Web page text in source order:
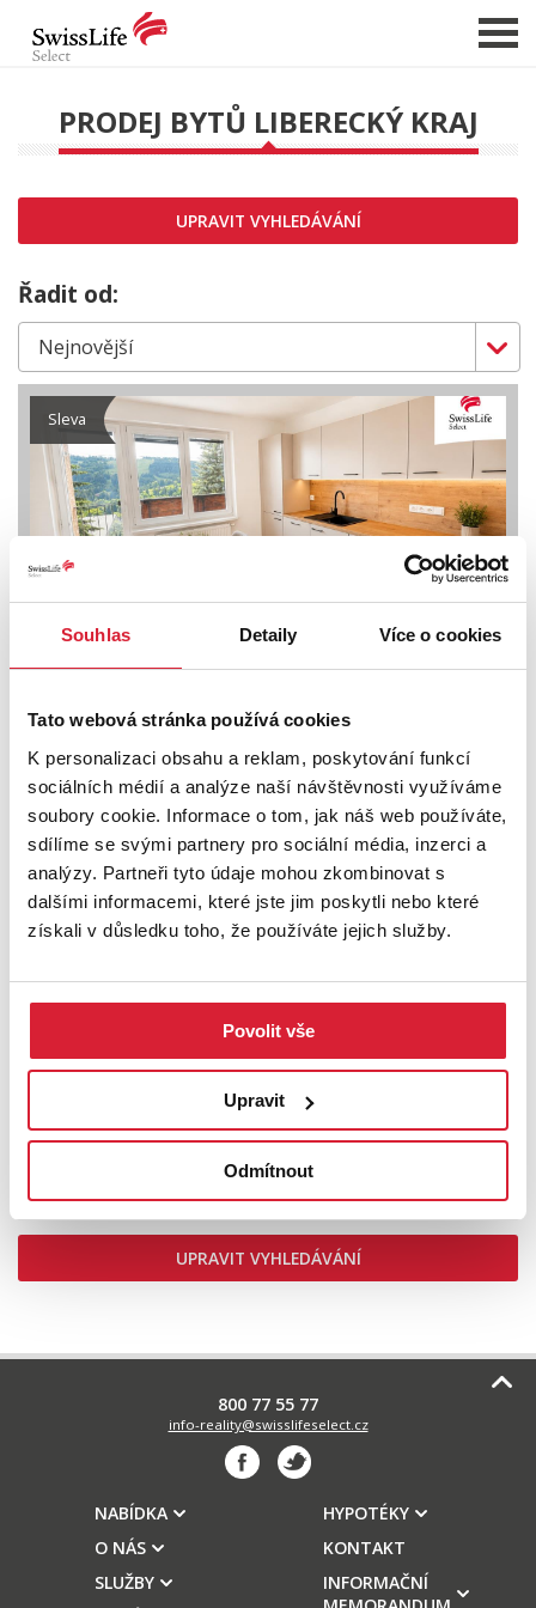
Souhlas Detaily Více o cookies
Tato webová stránka používá cookies
K personalizaci obsahu a reklam, poskytování funkcí
sociálních médií a analýze naší návštěvnosti využíváme
soubory cookie. Informace o tom, jak náš web používáte,
sdílíme se svými partnery pro sociální média, inzerci a
analýzy. Partneři tyto údaje mohou zkombinovat s
dalšími informacemi, které jste jim poskytli nebo které
získali v důsledku toho, že používáte jejich služby.
Povolit vše
Upravit
Odmítnout
NABÍDKA NEMOVITOSTÍ
CHCI PRODAT / PRONAJMOUT
HLÍDAT NOVÉ NABÍDKY
CHCI OCENIT NEMOVITOST
O NÁS
REFERENCE
SLUŽBY
KARIÉRA
FINANCOVÁNÍ / HYPOTÉKA
KONTAKT
PRODEJ BYTŮ LIBERECKÝ KRAJ
UPRAVIT VYHLEDÁVÁNÍ
Řadit od:
Sleva
Prodej bytu 3+1 98 m2, Jablonec nad Jizerou
5 490 000 Kč
Prodej bytu 2+kk 52 m2, Harrachov
UPRAVIT VYHLEDÁVÁNÍ
800 77 55 77
info-reality@swisslifeselect.cz
NABÍDKA
O NÁS
SLUŽBY
HYPOTÉKY
KONTAKT
INFORMAČNÍ